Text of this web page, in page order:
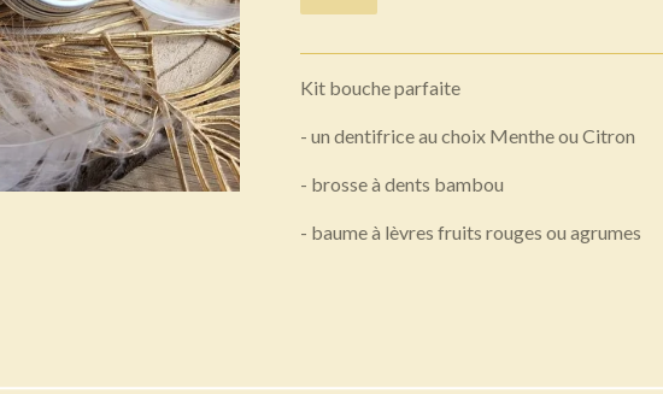
Kit bouche parfaite
- un dentifrice au choix Menthe ou Citron
- brosse à dents bambou
- baume à lèvres fruits rouges ou agrumes